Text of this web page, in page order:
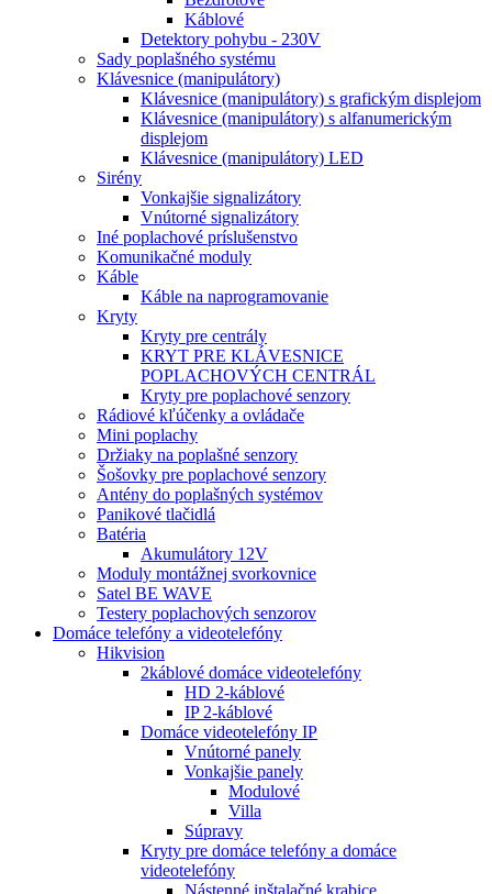
Káblové
Detektory pohybu - 230V
Sady poplašného systému
Klávesnice (manipulátory)
Klávesnice (manipulátory) s grafickým displejom
Klávesnice (manipulátory) s alfanumerickým
displejom
Klávesnice (manipulátory) LED
Sirény
Vonkajšie signalizátory
Vnútorné signalizátory
Iné poplachové príslušenstvo
Komunikačné moduly
Káble
Káble na naprogramovanie
Kryty
Kryty pre centrály
KRYT PRE KLÁVESNICE
POPLACHOVÝCH CENTRÁL
Kryty pre poplachové senzory
Rádiové kľúčenky a ovládače
Mini poplachy
Držiaky na poplašné senzory
Šošovky pre poplachové senzory
Antény do poplašných systémov
Panikové tlačidlá
Batéria
Akumulátory 12V
Moduly montážnej svorkovnice
Satel BE WAVE
Testery poplachových senzorov
Domáce telefóny a videotelefóny
Hikvision
2káblové domáce videotelefóny
HD 2-káblové
IP 2-káblové
Domáce videotelefóny IP
Vnútorné panely
Vonkajšie panely
Modulové
Villa
Súpravy
Kryty pre domáce telefóny a domáce
videotelefóny